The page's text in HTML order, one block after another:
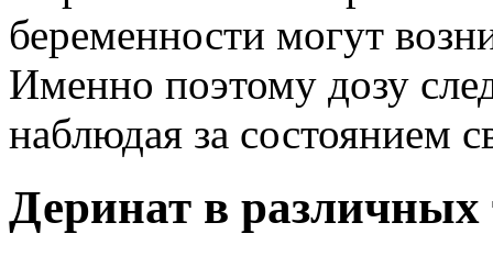
беременности могут
Именно поэтому дозу
наблюдая за состоянием
Деринат в различных